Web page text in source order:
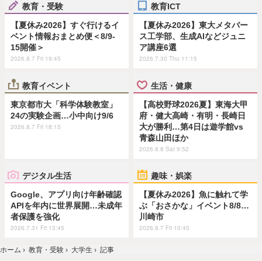
教育・受験
【夏休み2026】すぐ行けるイ
ベント情報おまとめ便＜8/9-
15開催＞
2026.8.7 Fri 19:45
教育ICT
【夏休み2026】東大メタバー
ス工学部、生成AIなどジュニ
ア講座6選
2026.7.30 Thu 11:15
教育イベント
東京都市大「科学体験教室」
24の実験企画…小中向け9/6
2026.8.7 Fri 18:15
生活・健康
【高校野球2026夏】東海大甲
府・健大高崎・有明・長崎日
大が勝利…第4日は遊学館vs
青森山田ほか
2026.8.8 Sat 9:52
デジタル生活
Google、アプリ向け年齢確認
APIを年内に世界展開…未成年
者保護を強化
2026.7.31 Fri 13:45
趣味・娯楽
【夏休み2026】魚に触れて学
ぶ「おさかな」イベント8/8…
川崎市
2026.8.7 Fri 10:45
ホーム › 教育・受験 › 大学生 › 記事